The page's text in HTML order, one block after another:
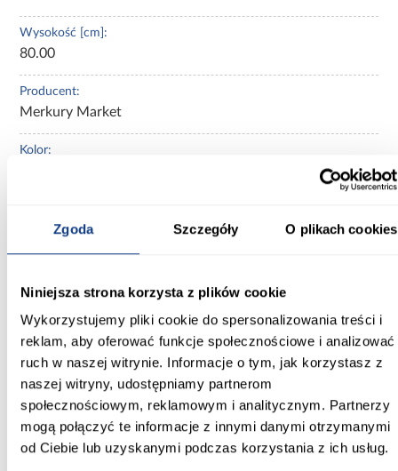
Zgoda Szczegóły O plikach cookies
Niniejsza strona korzysta z plików cookie
Wykorzystujemy pliki cookie do spersonalizowania treści i
reklam, aby oferować funkcje społecznościowe i analizować
ruch w naszej witrynie. Informacje o tym, jak korzystasz z
naszej witryny, udostępniamy partnerom
społecznościowym, reklamowym i analitycznym. Partnerzy
mogą połączyć te informacje z innymi danymi otrzymanymi
od Ciebie lub uzyskanymi podczas korzystania z ich usług.
Wysokość [cm]:
80.00
Producent:
Merkury Market
Kolor:
1-osobowe
Nano
Kolor frontów:
grafit/dąb riviera
Inni Klienci sprawdzali również